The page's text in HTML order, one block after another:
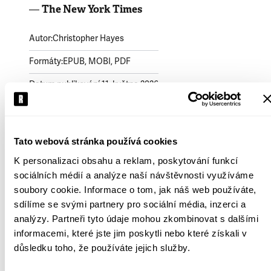
Tato webová stránka používá cookies
K personalizaci obsahu a reklam, poskytování funkcí
sociálních médií a analýze naší návštěvnosti využíváme
soubory cookie. Informace o tom, jak náš web používáte,
sdílíme se svými partnery pro sociální média, inzerci a
analýzy. Partneři tyto údaje mohou zkombinovat s dalšími
informacemi, které jste jim poskytli nebo které získali v
důsledku toho, že používáte jejich služby.
—The New York Times
Autor:Christopher Hayes
Formáty:EPUB, MOBI, PDF
Datum publikování:11. května 2026
Mohlo by se vám líbit